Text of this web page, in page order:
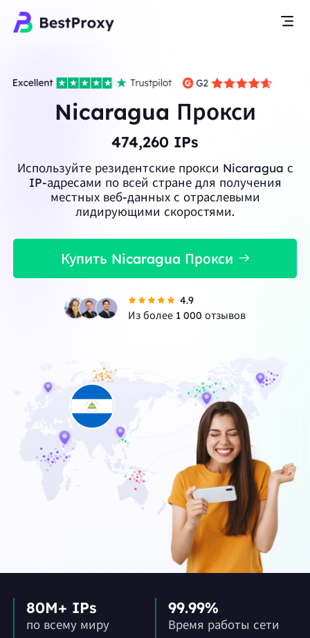
Nicaragua Прокси
474,260 IPs
Используйте резидентские прокси Nicaragua с
IP-адресами по всей стране для получения
местных веб-данных с отраслевыми
лидирующими скоростями.
Купить Nicaragua Прокси
4.9
Из более 1 000 отзывов
80M+ IPs
по всему миру
99.99%
Время работы сети